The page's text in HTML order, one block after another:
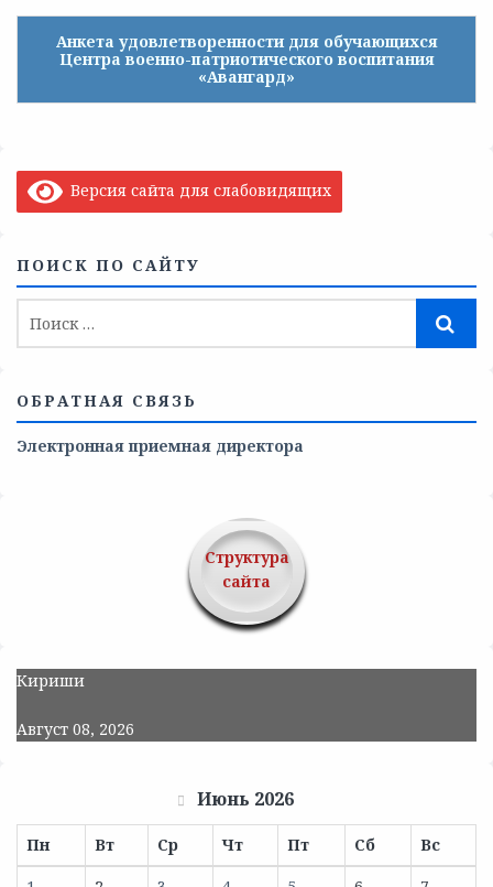
Анкета удовлетворенности для обучающихся
Центра военно-патриотического воспитания
«Авангард»
Версия сайта для слабовидящих
ПОИСК ПО САЙТУ
ОБРАТНАЯ СВЯЗЬ
Электронная приемная директора
Структура
сайта
Кириши
Август 08, 2026
Июнь 2026
Пн Вт Ср Чт Пт Сб
Вс